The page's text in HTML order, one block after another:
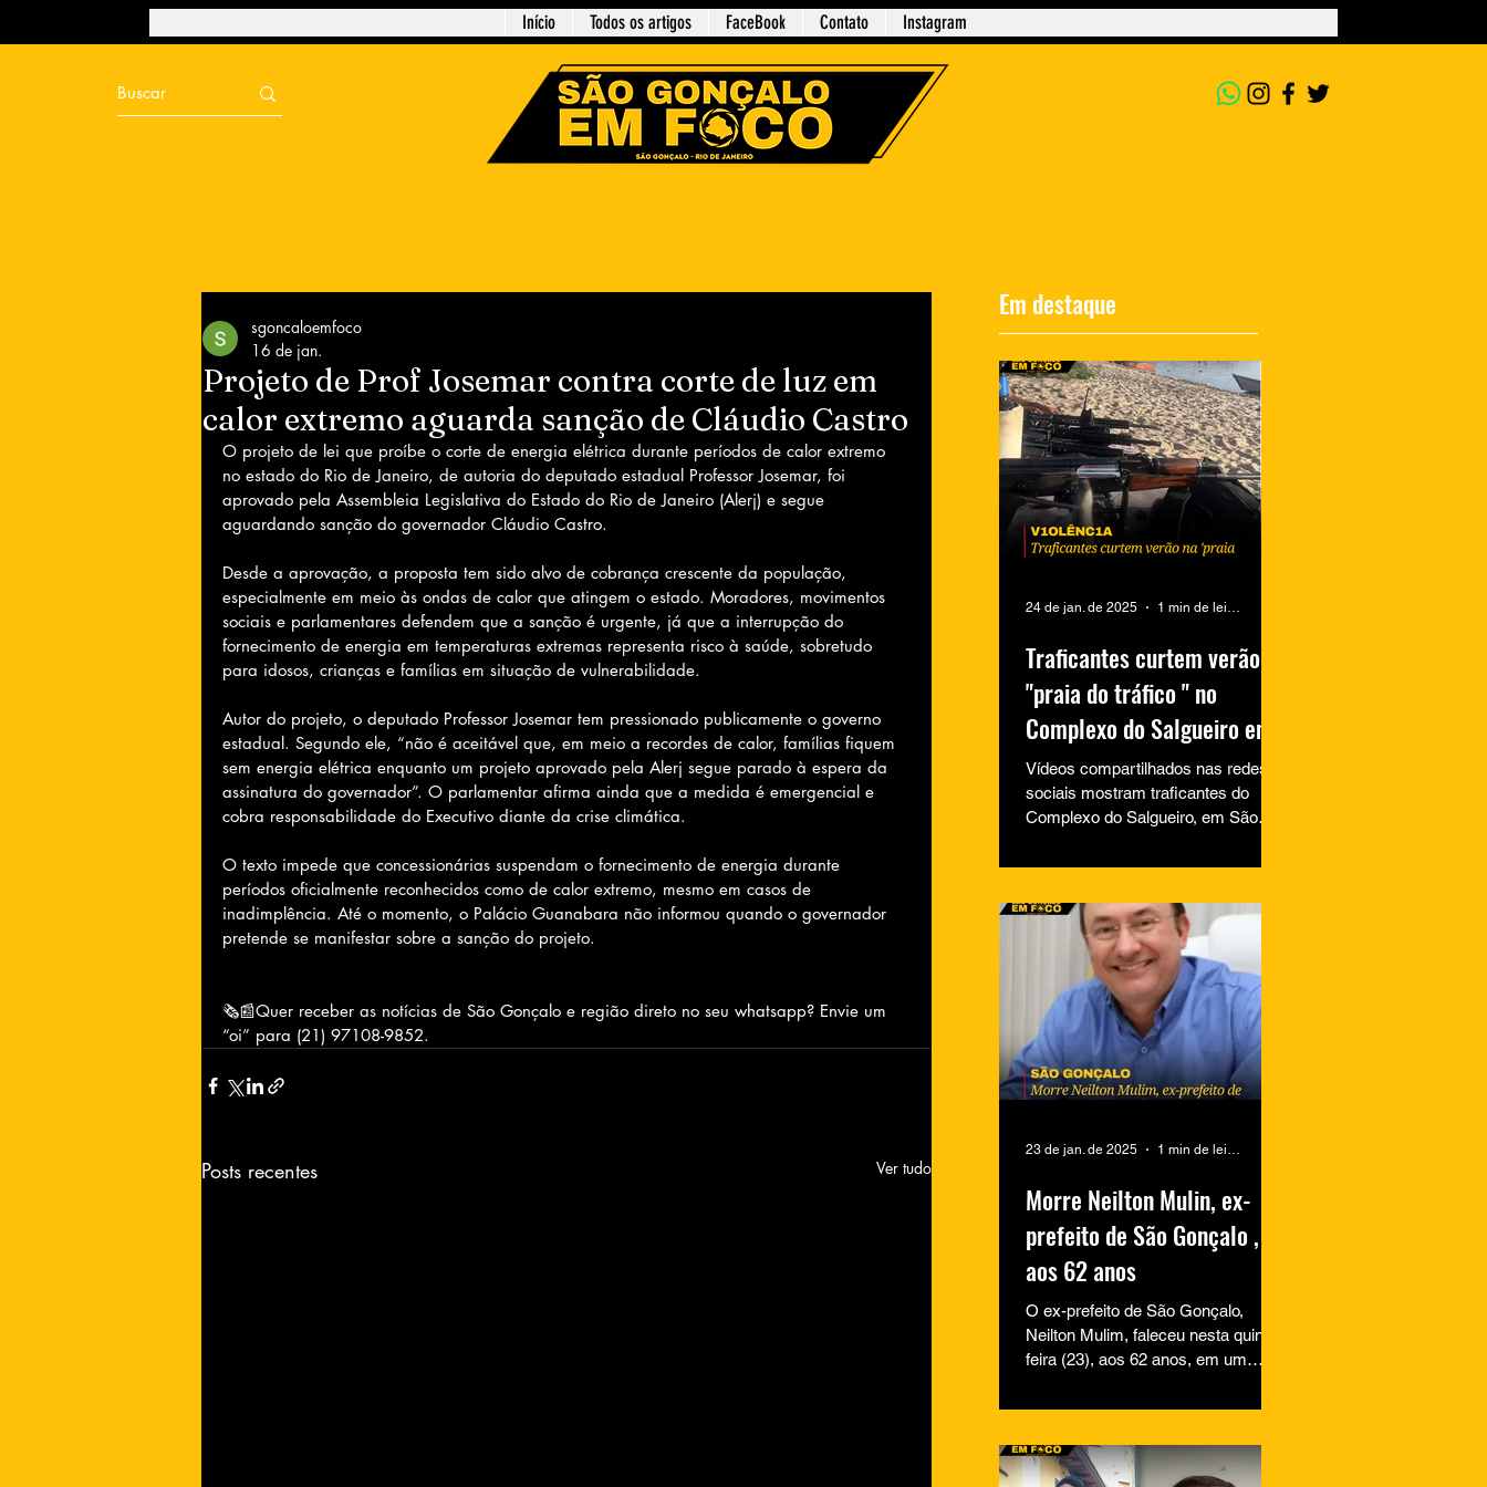
Início Todos os artigos FaceBook Contato Instagram
Projeto de Prof Josemar contra corte de luz em
calor extremo aguarda sanção de Cláudio Castro
sgoncaloemfoco
16 de jan.
O projeto de lei que proíbe o corte de energia elétrica durante períodos de calor extremo
no estado do Rio de Janeiro, de autoria do deputado estadual Professor Josemar, foi
aprovado pela Assembleia Legislativa do Estado do Rio de Janeiro (Alerj) e segue
aguardando sanção do governador Cláudio Castro.
Desde a aprovação, a proposta tem sido alvo de cobrança crescente da população,
especialmente em meio às ondas de calor que atingem o estado. Moradores, movimentos
sociais e parlamentares defendem que a sanção é urgente, já que a interrupção do
fornecimento de energia em temperaturas extremas representa risco à saúde, sobretudo
para idosos, crianças e famílias em situação de vulnerabilidade.
Autor do projeto, o deputado Professor Josemar tem pressionado publicamente o governo
estadual. Segundo ele, “não é aceitável que, em meio a recordes de calor, famílias fiquem
sem energia elétrica enquanto um projeto aprovado pela Alerj segue parado à espera da
assinatura do governador”. O parlamentar afirma ainda que a medida é emergencial e
cobra responsabilidade do Executivo diante da crise climática.
O texto impede que concessionárias suspendam o fornecimento de energia durante
períodos oficialmente reconhecidos como de calor extremo, mesmo em casos de
inadimplência. Até o momento, o Palácio Guanabara não informou quando o governador
pretende se manifestar sobre a sanção do projeto.
🗞📰Quer receber as notícias de São Gonçalo e região direto no seu whatsapp? Envie um
“oi” para (21) 97108-9852.
Posts recentes Ver tudo
Em destaque
Traficantes curtem verão na
"praia do tráfico " no
Complexo do Salgueiro em
São Gonçalo
Vídeos compartilhados nas redes
sociais mostram traficantes do
Complexo do Salgueiro, em São
de lazer na...
24 de jan. de 2025
Morre Neilton Mulin, ex-
prefeito de São Gonçalo ,
aos 62 anos
O ex-prefeito de São Gonçalo,
Neilton Mulim, faleceu nesta quinta-
feira (23), aos 62 anos, em um
informação...
23 de jan. de 2025